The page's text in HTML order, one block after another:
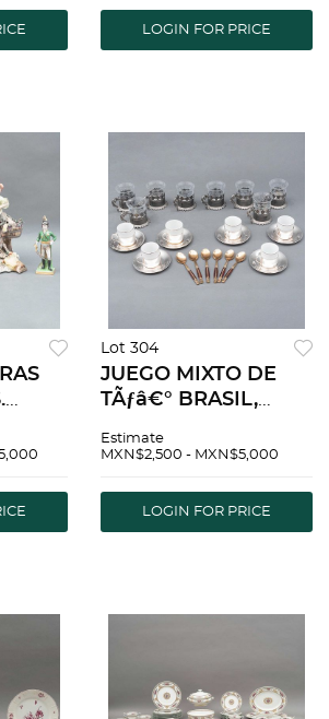
LLadrÃƒÂ³ Detalles
de conservaciÃƒÂ³n
LOGIN FOR PRICE
Lot 304
JUEGO MIXTO DE
TÃƒâ€° BRASIL,
Elaborados en
Decoraciones lisas y
florales Consta de 6
Estimate
MXN$2,500 - MXN$5,000
LOGIN FOR PRICE